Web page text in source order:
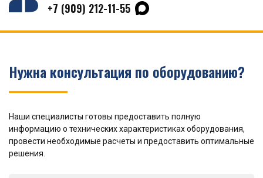
+7 (909) 212-11-55
Нужна консультация по оборудованию?
Наши специалисты готовы предоставить полную
информацию о технических характеристиках оборудования,
провести необходимые расчеты и предоставить оптимальные
решения.